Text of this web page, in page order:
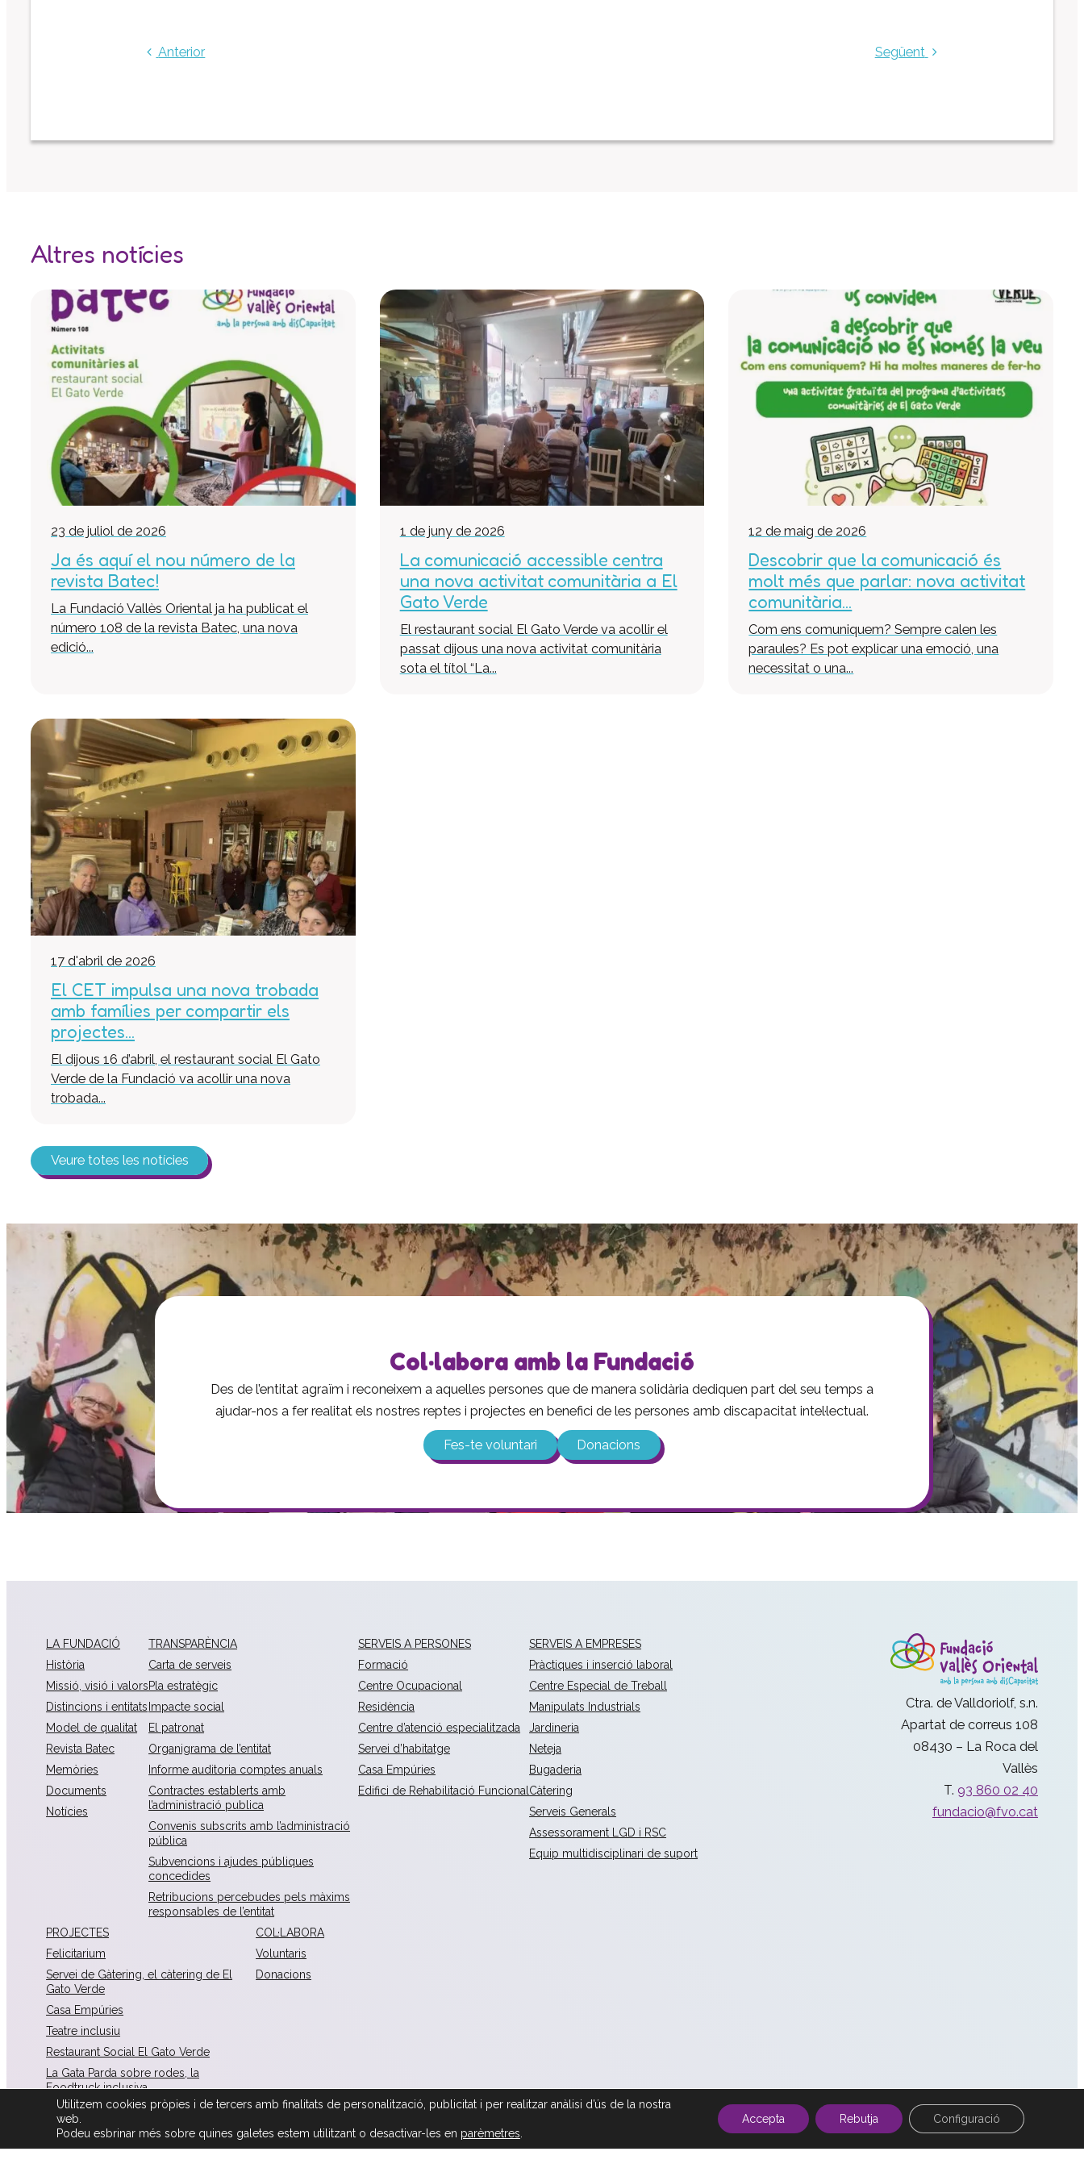
Centre d’atenció especialitzada
Edifici de Rehabilitació Funcional
Bugaderia
Càtering
Serveis Generals
Pràctiques i inserció laboral
Assessorament LGD i RSC
Equip multidisciplinari de suport
Col·labora
Voluntaris
Donacions
Projectes
Notícies
Contacte
Anterior Següent
Altres notícies
23 de juliol de 2026
Ja és aquí el nou número de la
revista Batec!
La Fundació Vallès Oriental ja ha publicat el
número 108 de la revista Batec, una nova
edició...
1 de juny de 2026
La comunicació accessible centra
una nova activitat comunitària a El
Gato Verde
El restaurant social El Gato Verde va acollir el
passat dijous una nova activitat comunitària
sota el títol “La...
12 de maig de 2026
Descobrir que la comunicació és
molt més que parlar: nova activitat
comunitària...
Com ens comuniquem? Sempre calen les
paraules? Es pot explicar una emoció, una
necessitat o una...
17 d'abril de 2026
El CET impulsa una nova trobada
amb famílies per compartir els
projectes...
El dijous 16 d’abril, el restaurant social El Gato
Verde de la Fundació va acollir una nova
trobada...
Veure totes les notícies
Col·labora amb la Fundació
Des de l’entitat agraïm i reconeixem a aquelles persones que de manera solidària dediquen part del seu temps a
ajudar-nos a fer realitat els nostres reptes i projectes en benefici de les persones amb discapacitat intel·lectual.
Fes-te voluntari Donacions
LA FUNDACIÓ
Història
Missió, visió i valors
Distincions i entitats
Model de qualitat
Revista Batec
Memòries
Documents
Notícies
TRANSPARÈNCIA
Carta de serveis
Pla estratègic
Impacte social
El patronat
Organigrama de l’entitat
Informe auditoria comptes anuals
Contractes establerts amb
l’administració publica
Convenis subscrits amb l’administració
pública
Subvencions i ajudes públiques
concedides
Retribucions percebudes pels màxims
responsables de l’entitat
SERVEIS A PERSONES
Formació
Centre Ocupacional
Residència
Centre d’atenció especialitzada
Servei d’habitatge
Casa Empúries
Edifici de Rehabilitació Funcional
SERVEIS A EMPRESES
Pràctiques i inserció laboral
Centre Especial de Treball
Manipulats Industrials
Jardineria
Neteja
Bugaderia
Càtering
Serveis Generals
Assessorament LGD i RSC
Equip multidisciplinari de suport
PROJECTES
Felicitarium
Servei de Gàtering, el càtering de El
Gato Verde
Casa Empúries
Teatre inclusiu
Restaurant Social El Gato Verde
La Gata Parda sobre rodes, la
Foodtruck inclusiva
La Mona Lisa
COL·LABORA
Voluntaris
Donacions
Ctra. de Valldoriolf, s.n.
Apartat de correus 108
08430 – La Roca del
Vallès
T. 93 860 02 40
fundacio@fvo.cat
Utilitzem cookies pròpies i de tercers amb finalitats de personalització, publicitat i per realitzar anàlisi d’ús de la nostra
web.
Podeu esbrinar més sobre quines galetes estem utilitzant o desactivar-les en parèmetres
Accepta Rebutja Configuració